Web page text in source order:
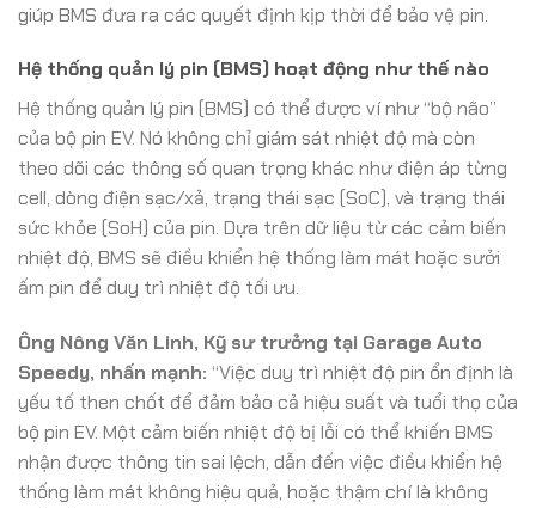
giúp BMS đưa ra các quyết định kịp thời để bảo vệ pin.
Hệ thống quản lý pin (BMS) hoạt động như thế nào
Hệ thống quản lý pin (BMS) có thể được ví như “bộ não”
của bộ pin EV. Nó không chỉ giám sát nhiệt độ mà còn
theo dõi các thông số quan trọng khác như điện áp từng
cell, dòng điện sạc/xả, trạng thái sạc (SoC), và trạng thái
sức khỏe (SoH) của pin. Dựa trên dữ liệu từ các cảm biến
nhiệt độ, BMS sẽ điều khiển hệ thống làm mát hoặc sưởi
ấm pin để duy trì nhiệt độ tối ưu.
Ông Nông Văn Linh, Kỹ sư trưởng tại Garage Auto
Speedy, nhấn mạnh: “Việc duy trì nhiệt độ pin ổn định là
yếu tố then chốt để đảm bảo cả hiệu suất và tuổi thọ của
bộ pin EV. Một cảm biến nhiệt độ bị lỗi có thể khiến BMS
nhận được thông tin sai lệch, dẫn đến việc điều khiển hệ
thống làm mát không hiệu quả, hoặc thậm chí là không